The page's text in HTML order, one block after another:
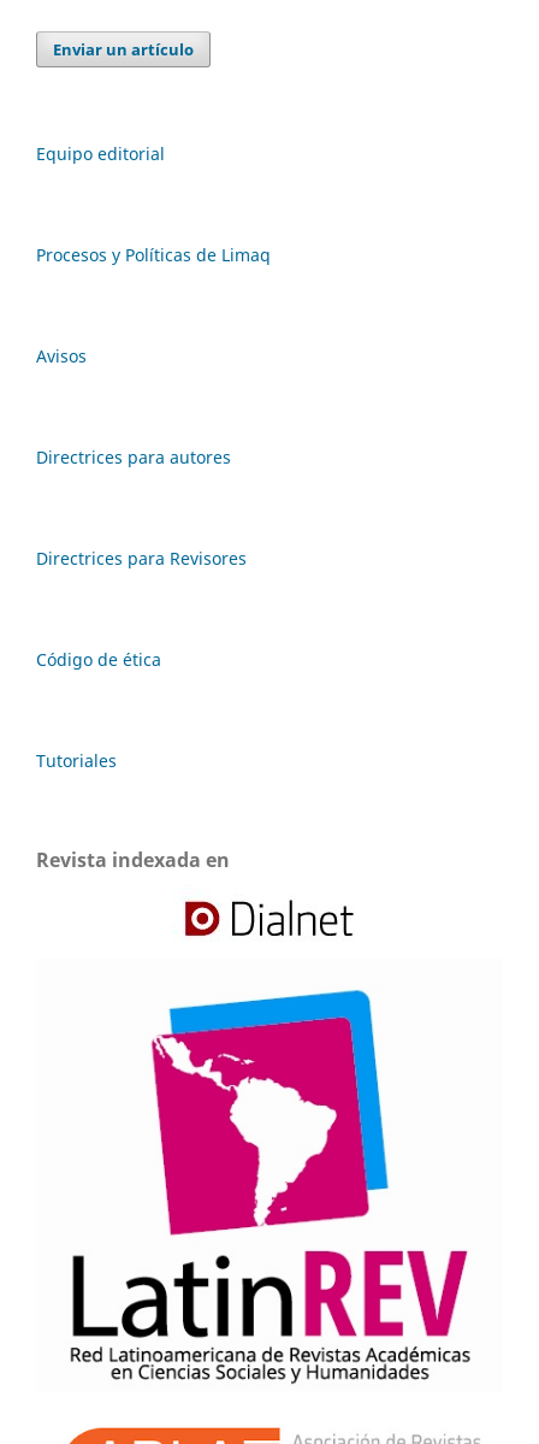
Enviar un artículo
Equipo editorial
Procesos y Políticas de Limaq
Avisos
Directrices para autores
Directrices para Revisores
Código de ética
Tutoriales
Revista indexada en